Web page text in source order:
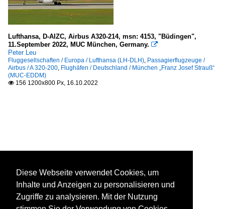
Lufthansa, D-AIZC, Airbus A320-214, msn: 4153, "Büdingen",
11.September 2022, MUC München, Germany. 
Peter Leu
Fluggesellschaften / Europa / Lufthansa (LH-DLH), Passagierflugzeuge /
Airbus / A 320-200, Flughäfen / Deutschland / München „Franz Josef Strauß“
(MUC-EDDM)
 156 1200x800 Px, 16.10.2022
Diese Webseite verwendet Cookies, um
Inhalte und Anzeigen zu personalisieren und
Zugriffe zu analysieren. Mit der Nutzung